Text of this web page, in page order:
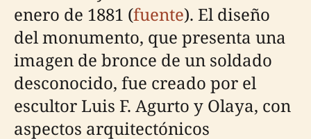
enero de 1881 (fuente). El diseño
del monumento, que presenta una
imagen de bronce de un soldado
desconocido, fue creado por el
escultor Luis F. Agurto y Olaya, con
aspectos arquitectónicos